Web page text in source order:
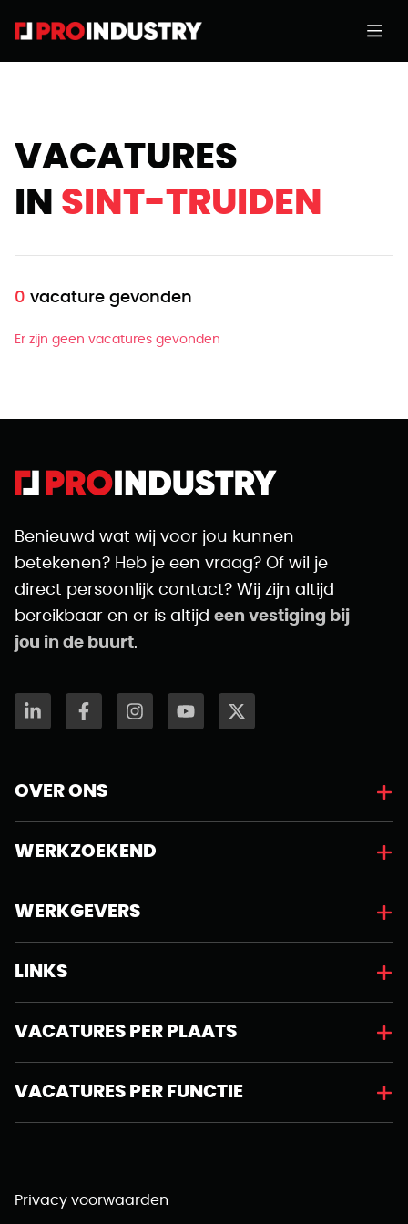
VACATURES
IN SINT-TRUIDEN
0 vacature gevonden
Er zijn geen vacatures gevonden
Benieuwd wat wij voor jou kunnen
betekenen? Heb je een vraag? Of wil je
direct persoonlijk contact? Wij zijn altijd
bereikbaar en er is altijd een vestiging bij
jou in de buurt.
OVER ONS
WERKZOEKEND
WERKGEVERS
LINKS
VACATURES PER PLAATS
VACATURES PER FUNCTIE
Privacy voorwaarden